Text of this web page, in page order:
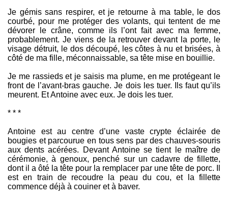
Je gémis sans respirer, et je retourne à ma table, le dos
courbé, pour me protéger des volants, qui tentent de me
dévorer le crâne, comme ils l’ont fait avec ma femme,
probablement. Je viens de la retrouver devant la porte, le
visage détruit, le dos découpé, les côtes à nu et brisées, à
côté de ma fille, méconnaissable, sa tête mise en bouillie.
Je me rassieds et je saisis ma plume, en me protégeant le
front de l’avant-bras gauche. Je dois les tuer. Ils faut qu’ils
meurent. Et Antoine avec eux. Je dois les tuer.
* * *
Antoine est au centre d’une vaste crypte éclairée de
bougies et parcourue en tous sens par des chauves-souris
aux dents acérées. Devant Antoine se tient le maître de
cérémonie, à genoux, penché sur un cadavre de fillette,
dont il a ôté la tête pour la remplacer par une tête de porc. Il
est en train de recoudre la peau du cou, et la fillette
commence déjà à couiner et à baver.